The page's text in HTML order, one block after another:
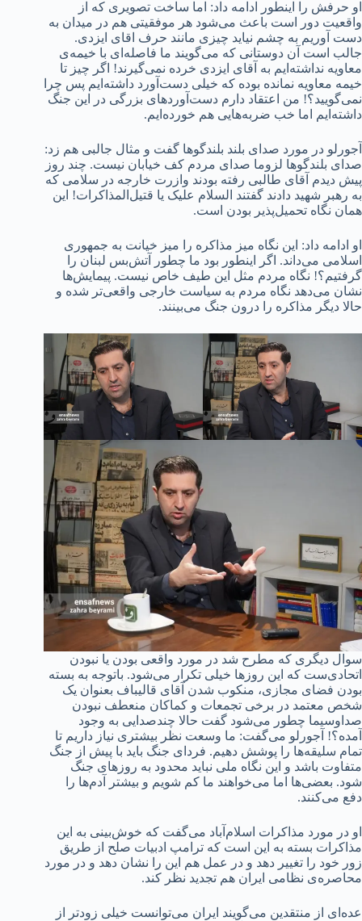
او حرفش را اینطور ادامه داد: اما ساخت تصویری که از
واقعیت دور است باعث می‌شود هر موفقیتی هم در میدان به
دست آوریم به چشم نیاید چیزی مانند حرف اقای ایزدی.
جالب است آن دوستانی که می‌گویند ما فاصله‌ای با خیمه‌ی
معاویه نداشته‌ایم به آقای ایزدی خرده نمی‌گیرند! اگر چیز تا
خیمه معاویه نمانده بوده که خیلی دست‌آورد داشته‌ایم پس چرا
نمی‌گویید؟! من اعتقاد دارم دست‌آوردهای بزرگی در این جنگ
داشته‌ایم اما خب ضربه‌هایی هم خورده‌ایم.
آجورلو در مورد صدای بلند بلندگوها گفت و مثال جالبی هم زد:
صدای بلندگوها لزوما صدای مردم کف خیابان نیست. چند روز
پیش دیدم آقای طالبی رفته بودند وازرت خارجه در سلامی که
به رهبر شهید دادند گفتند السلام علیک یا قتیل‌المذاکرات! این
همان نگاه تحمیل‌پذیر بودن است.
او ادامه داد: این نگاه میز مذاکره را میز خیانت به جمهوری
اسلامی می‌داند. اگر اینطور بود ما چطور آتش‌بس لبنان را
گرفتیم؟! نگاه مردم مثل این طیف خاص نیست. پیمایش‌ها
نشان می‌دهد نگاه مردم به سیاست خارجی واقعی‌تر شده و
حالا دیگر مذاکره را درون جنگ می‌بینند.
سوال دیگری که مطرح شد در مورد واقعی بودن یا نبودن
اتحادی‌ست که این روزها خیلی تکرار می‌شود. باتوجه به بسته
بودن فضای مجازی، منکوب شدن آقای قالیباف بعنوان یک
شخص معتمد در برخی تجمعات و کماکان منعطف نبودن
صداوسیما چطور می‌شود گفت حالا چندصدایی به وجود
آمده؟! آجورلو می‌گفت: ما وسعت نظر بیشتری نیاز داریم تا
تمام سلیقه‌ها را پوشش دهیم. فردای جنگ باید با پیش از جنگ
متفاوت باشد و این نگاه ملی نباید محدود به روزهای جنگ
شود. بعضی‌ها اما می‌خواهند ما کم شویم و بیشتر آدم‌ها را
دفع می‌کنند.
او در مورد مذاکرات اسلام‌آباد می‌گفت که خوش‌بینی به این
مذاکرات بسته به این است که ترامپ ادبیات صلح از طریق
زور خود را تغییر دهد و در عمل هم این را نشان دهد و در مورد
محاصره‌ی نظامی ایران هم تجدید نظر کند.
عده‌ای از منتقدین می‌گویند ایران می‌توانست خیلی زودتر از